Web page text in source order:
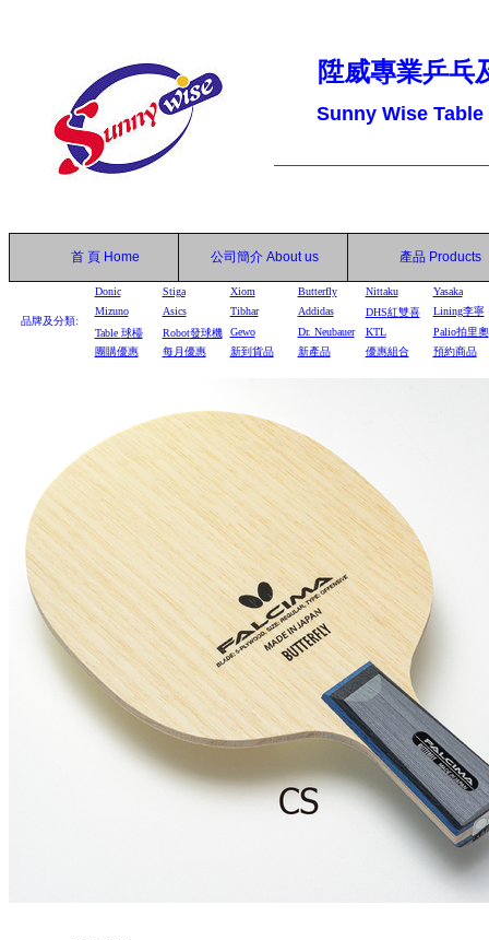
陞威專業乒乓
Sunny Wise
首 頁 Home 公司簡介 About us 產品 Products
品牌及分類:
Donic Stiga Xiom Butterfly Nittaku
Yasaka
Mizuno
Asics Tibhar Addidas DHS紅雙喜
Lining李寧
Table 球檯 Robot發球機 Gewo Dr. Neubauer KTL
Palio拍里奧
團購優惠
每月優惠 新到貨品 新產品 優惠組合 預約商品